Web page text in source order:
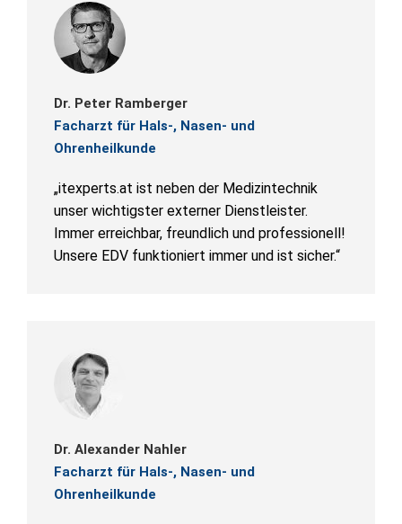
Dr. Peter Ramberger
Facharzt für Hals-, Nasen- und
Ohrenheilkunde
„itexperts.at ist neben der Medizintechnik
unser wichtigster externer Dienstleister.
Immer erreichbar, freundlich und professionell!
Unsere EDV funktioniert immer und ist sicher.“
Dr. Alexander Nahler
Facharzt für Hals-, Nasen- und
Ohrenheilkunde